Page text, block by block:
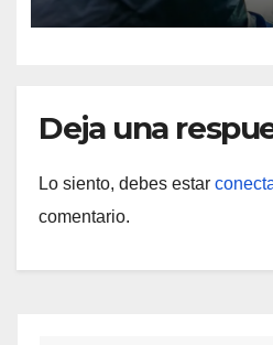
Deja una
Lo siento, debes estar
comentario.